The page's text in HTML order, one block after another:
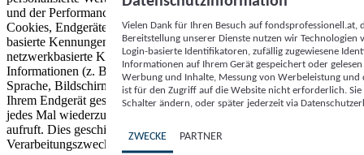
und der Performance von Inhalten sowie Zielgruppenforschung.
Cookies, Endgeräte- oder ähnliche Online-Kennungen (z. B. login-
basierte Kennungen, zufällig generierte Kennungen,
netzwerkbasierte Kennungen) können zusammen mit anderen
Informationen (z. B. Browsertyp und Browserinformationen,
Sprache, Bildschirmgröße, unterstützte Technologien usw.) auf
Ihrem Endgerät gespeichert oder von dort ausgelesen werden, um es
jedes Mal wiederzuerkennen, wenn es eine App oder einer Webseite
aufruft. Dies geschieht für einen oder mehrere der hier aufgeführten
Verarbeitungszwecke.
Vielen Dank für Ihren Besuch auf
Bereitstellung unserer Dienste nutzen wir Technologien
Login-basierte Identifikatoren, zufällig zugewiesene
Informationen auf Ihrem Gerät gespeichert oder
Werbung und Inhalte, Messung von Werbeleistung
ist für den Zugriff auf die Website nicht erforderlich.
Schalter ändern, oder später jederzeit via
ZWECKE PARTNER